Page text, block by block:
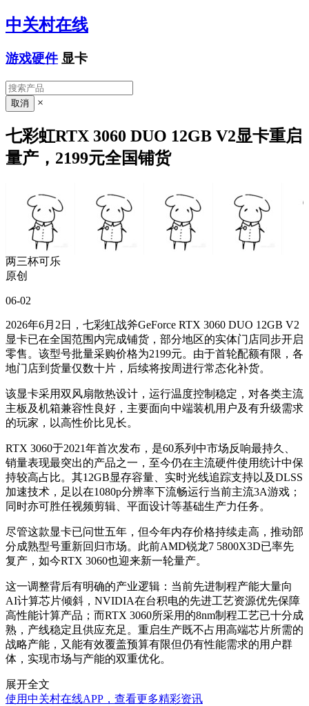
中关村在线
游戏硬件 显卡
×
七彩虹RTX 3060 DUO 12GB V2显卡重启
量产，2199元全国铺货
两三杯可乐
原创
06-02
2026年6月2日，七彩虹战斧GeForce RTX 3060 DUO 12GB V2
显卡已在全国范围内完成铺货，部分地区的实体门店同步开启
零售。该型号批量采购价格为2199元。由于首轮配额有限，各
地门店到货量仅数十片，后续将按周进行常态化补货。
该显卡采用双风扇散热设计，运行温度控制稳定，对各类主流
主板及机箱兼容性良好，主要面向中端装机用户及有升级需求
的玩家，以高性价比见长。
RTX 3060于2021年首次发布，是60系列中市场反响最持久、
销量表现最突出的产品之一，至今仍在主流硬件使用统计中保
持较高占比。其12GB显存容量、实时光线追踪支持以及DLSS
加速技术，足以在1080p分辨率下流畅运行当前主流3A游戏；
同时亦可胜任视频剪辑、平面设计等基础生产力任务。
尽管这款显卡已问世五年，但今年内存价格持续走高，推动部
分成熟型号重新回归市场。此前AMD锐龙7 5800X3D已率先
复产，如今RTX 3060也迎来新一轮量产。
这一调整背后有明确的产业逻辑：当前先进制程产能大量向
AI计算芯片倾斜，NVIDIA在台积电的先进工艺资源优先保障
高性能计算产品；而RTX 3060所采用的8nm制程工艺已十分成
熟，产线稳定且供应充足。重启生产既不占用高端芯片所需的
战略产能，又能有效覆盖预算有限但仍有性能需求的用户群
体，实现市场与产能的双重优化。
展开全文
使用中关村在线APP，查看更多精彩资讯